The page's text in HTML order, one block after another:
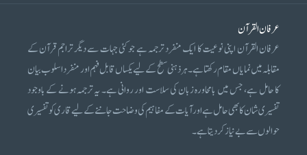
عرفان القرآن
عرفان القرآن اپنی نوعیت کا ایک منفرد ترجمہ ہے جو کئی جہات سے دیگر تراجم قرآن کے
مقابلہ میں نمایاں مقام رکھتا ہے۔ ہر ذہنی سطح کے لیے یکساں قابل فہم اور منفرد اسلوب بیان
کا حامل ہے، جس میں بامحاورہ زبان کی سلاست اور روانی ہے۔ یہ ترجمہ ہونے کے باوجود
تفسیری شان کا بھی حامل ہے اور آیات کے مفاہیم کی وضاحت جاننے کے لیے قاری کو تفسیری
حوالوں سے بے نیاز کر دیتا ہے۔